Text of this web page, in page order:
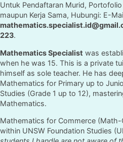
Untuk Pendaftaran Murid,
maupun Kerja Sama, Hubungi: E-
223.
Mathematics Specialist was
when he was 15. This is a private
himself as sole teacher. He has
Mathematics for Primary up to
Studies (Grade 1 up to 12),
Mathematics.
Mathematics for Commerce (Math-
within UNSW Foundation Studies